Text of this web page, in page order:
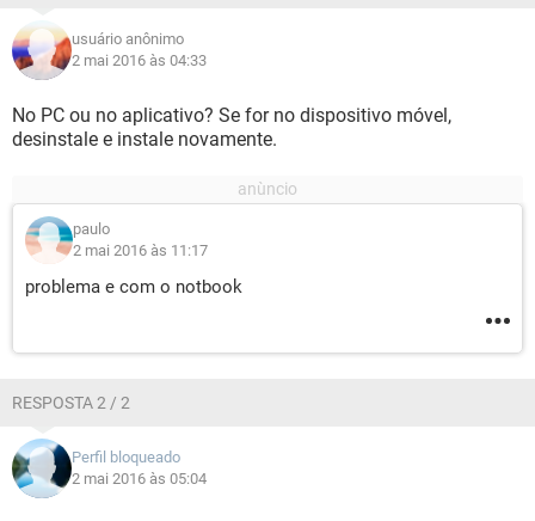
usuário anônimo
2 mai 2016 às 04:33
No PC ou no aplicativo? Se for no dispositivo móvel,
desinstale e instale novamente.
paulo
2 mai 2016 às 11:17
problema e com o notbook
RESPOSTA 2 / 2
Perfil bloqueado
2 mai 2016 às 05:04